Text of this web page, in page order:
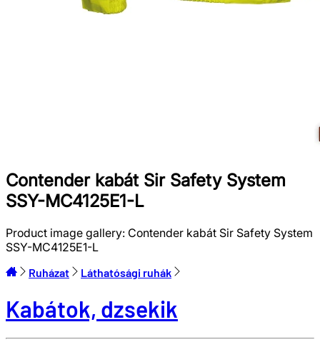
Contender kabát Sir Safety System
SSY-MC4125E1-L
Product image gallery: Contender kabát Sir Safety System
SSY-MC4125E1-L
Ruházat Láthatósági ruhák
Kabátok, dzsekik